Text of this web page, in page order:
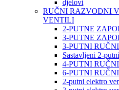
djelovi
RUČNI RAZVODNI
VENTILI
2-PUTNE
3-PUTNE
3-PUTNI
Sastavljeni 2-
4-PUTNI
6-PUTNI
2-putni elektro